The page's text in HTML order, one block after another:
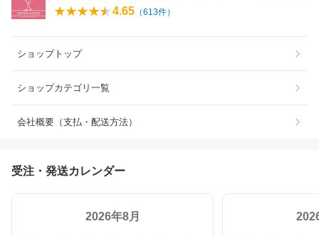
4.65 （613件）
ショップトップ
ショップカテゴリ一覧
会社概要（支払・配送方法）
受注・発送カレンダー
2026年8月